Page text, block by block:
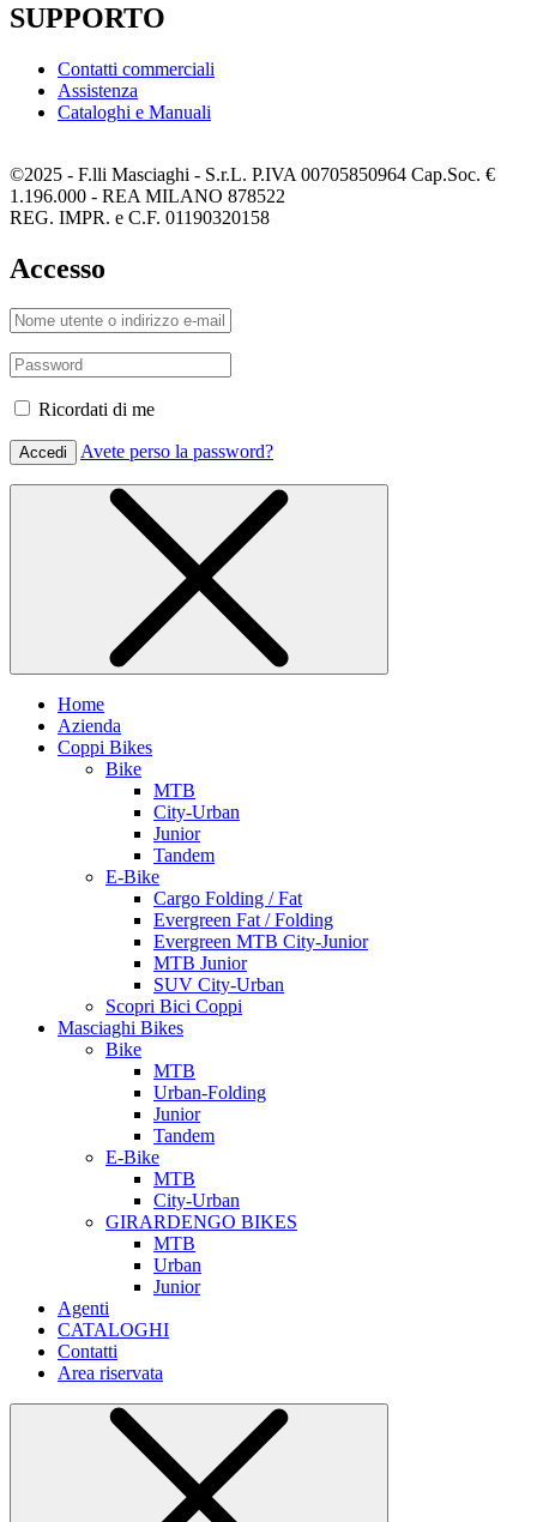
SUPPORTO
Contatti commerciali
Assistenza
Cataloghi e Manuali
©2025 - F.lli Masciaghi - S.r.L. P.IVA 00705850964 Cap.Soc. €
1.196.000 - REA MILANO 878522
REG. IMPR. e C.F. 01190320158
Accesso
Ricordati di me
Accedi Avete perso la password?
Home
Azienda
Coppi Bikes
Bike
MTB
City-Urban
Junior
Tandem
E-Bike
Cargo Folding / Fat
Evergreen Fat / Folding
Evergreen MTB City-Junior
MTB Junior
SUV City-Urban
Scopri Bici Coppi
Masciaghi Bikes
Bike
MTB
Urban-Folding
Junior
Tandem
E-Bike
MTB
City-Urban
GIRARDENGO BIKES
MTB
Urban
Junior
Agenti
CATALOGHI
Contatti
Area riservata